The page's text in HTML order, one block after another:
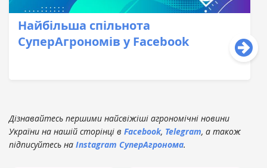
Найбільша спільнота
СуперАгрономів у Facebook
Дізнавайтесь першими найсвіжіші агрономічні новини
України на нашій сторінці в Facebook, Telegram, а також
підписуйтесь на Instagram СуперАгронома.